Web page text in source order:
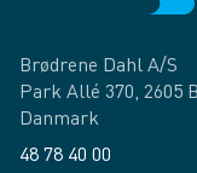
Brødrene Dahl A/S
Park Allé 370, 2605
Danmark
48 78 40 00